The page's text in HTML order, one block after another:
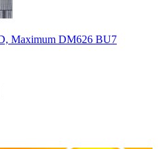
Maximum DM626 BU7